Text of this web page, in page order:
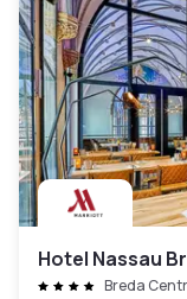
Hotel Nassau
Breda